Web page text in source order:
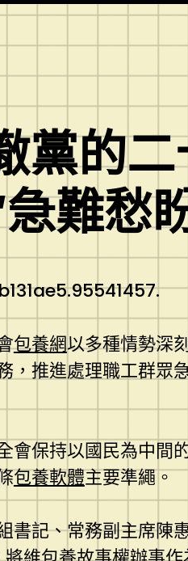
黨的
難愁
包養網以多種情勢深
，推進處理職工群眾
會保持以國民為中間
包養軟體主要準繩。
書記、常務副主席陳